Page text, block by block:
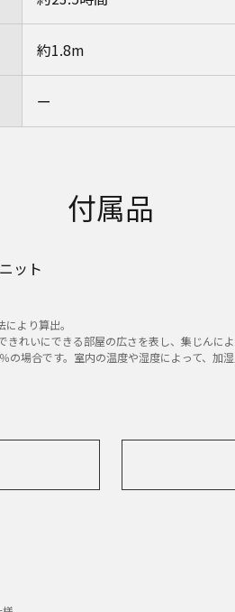
約1.8m
ー
付属品
ット
より算出。
れいにできる部屋の広さを表し、集じんによ
場合です。室内の温度や湿度によって、加湿